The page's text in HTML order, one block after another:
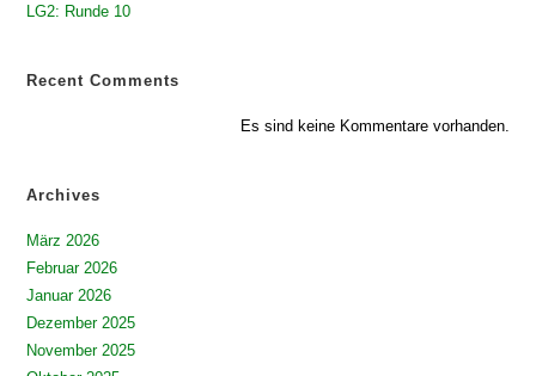
LG2: Runde 10
Recent Comments
Es sind keine Kommentare vorhanden.
Archives
März 2026
Februar 2026
Januar 2026
Dezember 2025
November 2025